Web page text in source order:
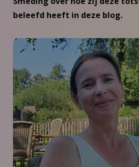
beleefd heeft in deze blog.